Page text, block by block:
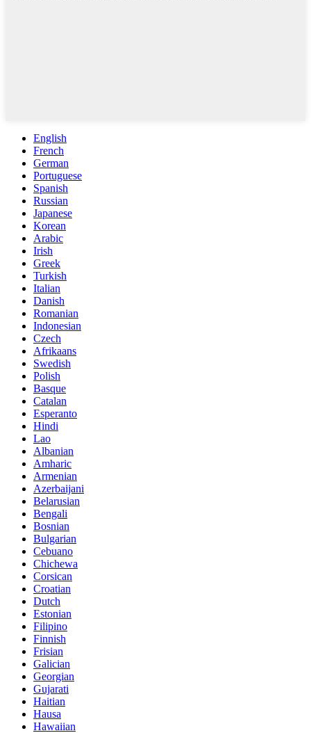
English
French
German
Portuguese
Spanish
Russian
Japanese
Korean
Arabic
Irish
Greek
Turkish
Italian
Danish
Romanian
Indonesian
Czech
Afrikaans
Swedish
Polish
Basque
Catalan
Esperanto
Hindi
Lao
Albanian
Amharic
Armenian
Azerbaijani
Belarusian
Bengali
Bosnian
Bulgarian
Cebuano
Chichewa
Corsican
Croatian
Dutch
Estonian
Filipino
Finnish
Frisian
Galician
Georgian
Gujarati
Haitian
Hausa
Hawaiian